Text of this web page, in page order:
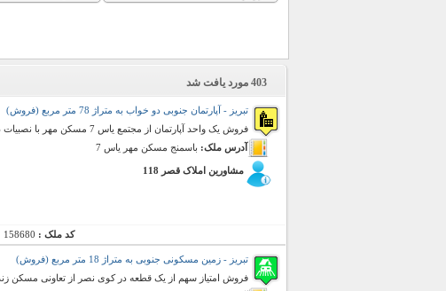
403 مورد یافت شد
تبریز - آپارتمان جنوبی دو خواب به متراژ 78 متر مربع (فروش)
فروش یک واحد آپارتمان از مجتمع یاس 7 مسکن مهر با نصبیات دارای حدود 70 میلیون وام بانکی با اقساط 700 هزار تومان
آدرس ملک: باسمنج مسکن مهر یاس 7
مشاورین املاک قصر 118
کد ملک : 158680
تبریز - زمین مسکونی جنوبی به متراژ 18 متر مربع (فروش)
فروش امتیاز سهم از یک قطعه در کوی نصر از تعاونی مسکن